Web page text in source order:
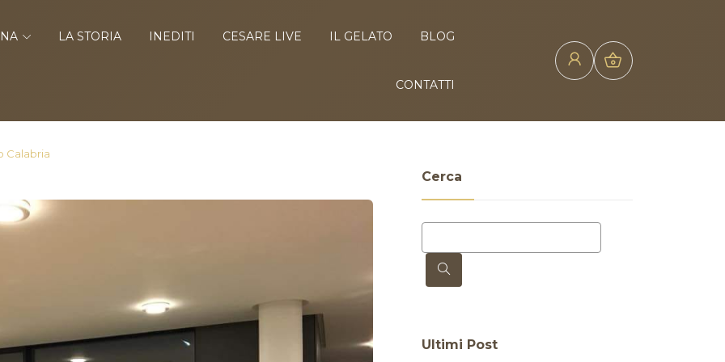
LA STORIA INEDITI CESARE LIVE IL GELATO BLOG
CONTATTI
Calabria
Cerca
Ultimi Post